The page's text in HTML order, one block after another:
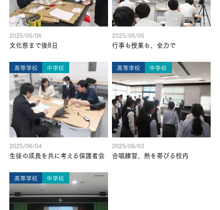
2025/06/06
文化祭まで後8日
2025/06/05
行事も授業も、全力で
高等学校 中学校
2025/06/04
生徒の成長を共に考える保護者会
高等学校 中学校
2025/06/03
合唱練習、熱を帯びる校内
高等学校 中学校